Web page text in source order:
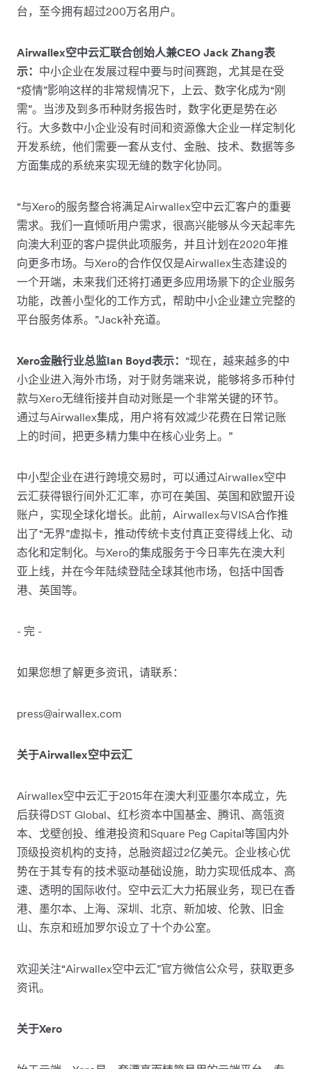
台，至今拥有超过200万名用户。
Airwallex空中云汇联合创始人兼CEO Jack Zhang表
示： 中小企业在发展过程中要与时间赛跑，尤其是在受
“疫情”影响这样的非常规情况下，上云、数字化成为“刚
需”。当涉及到多币种财务报告时，数字化更是势在必
行。大多数中小企业没有时间和资源像大企业一样定制化
开发系统，他们需要一套从支付、金融、技术、数据等多
方面集成的系统来实现无缝的数字化协同。
“与Xero的服务整合将满足Airwallex空中云汇客户的重要
需求。我们一直倾听用户需求，很高兴能够从今天起率先
向澳大利亚的客户提供此项服务，并且计划在2020年推
向更多市场。与Xero的合作仅仅是Airwallex生态建设的
一个开端，未来我们还将打通更多应用场景下的企业服务
功能，改善小型化的工作方式，帮助中小企业建立完整的
平台服务体系。”Jack补充道。
Xero金融行业总监Ian Boyd表示： “现在，越来越多的中
小企业进入海外市场，对于财务端来说，能够将多币种付
款与Xero无缝衔接并自动对账是一个非常关键的环节。
通过与Airwallex集成，用户将有效减少花费在日常记账
上的时间，把更多精力集中在核心业务上。”
中小型企业在进行跨境交易时，可以通过Airwallex空中
云汇获得银行间外汇汇率，亦可在美国、英国和欧盟开设
账户，实现全球化增长。此前，Airwallex与VISA合作推
出了“无界”虚拟卡，推动传统卡支付真正变得线上化、动
态化和定制化。与Xero的集成服务于今日率先在澳大利
亚上线，并在今年陆续登陆全球其他市场，包括中国香
港、英国等。
- 完 -
如果您想了解更多资讯，请联系：
press@airwallex.com
关于Airwallex空中云汇
Airwallex空中云汇于2015年在澳大利亚墨尔本成立，先
后获得DST Global、红杉资本中国基金、腾讯、高瓴资
本、戈壁创投、维港投资和Square Peg Capital等国内外
顶级投资机构的支持，总融资超过2亿美元。企业核心优
势在于其专有的技术驱动基础设施，助力实现低成本、高
速、透明的国际收付。空中云汇大力拓展业务，现已在香
港、墨尔本、上海、深圳、北京、新加坡、伦敦、旧金
山、东京和班加罗尔设立了十个办公室。
欢迎关注“Airwallex空中云汇”官方微信公众号，获取更多
资讯。
关于Xero